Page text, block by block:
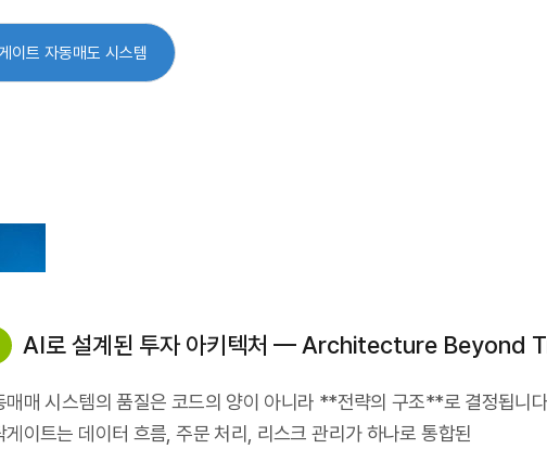
이트 자동매도 시스템
AI로 설계된 투자 아키텍처 — Architecture Beyond
매매 시스템의 품질은 코드의 양이 아니라 **전략의 구조**로 결정됩니
게이트는 데이터 흐름, 주문 처리, 리스크 관리가 하나로 통합된